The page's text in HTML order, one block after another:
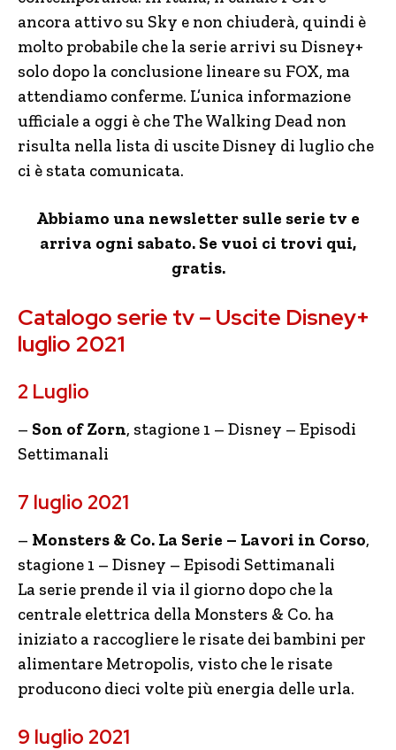
ancora attivo su Sky e non chiuderà, quindi è
molto probabile che la serie arrivi su Disney+
solo dopo la conclusione lineare su FOX, ma
attendiamo conferme. L’unica informazione
ufficiale a oggi è che The Walking Dead non
risulta nella lista di uscite Disney di luglio che
ci è stata comunicata.
Abbiamo una newsletter sulle serie tv e
arriva ogni sabato. Se vuoi ci trovi qui,
gratis.
Catalogo serie tv – Uscite Disney+
luglio 2021
2 Luglio
– Son of Zorn, stagione 1 – Disney – Episodi
Settimanali
7 luglio 2021
– Monsters & Co. La Serie – Lavori in Corso,
stagione 1 – Disney – Episodi Settimanali
La serie prende il via il giorno dopo che la
centrale elettrica della Monsters & Co. ha
iniziato a raccogliere le risate dei bambini per
alimentare Metropolis, visto che le risate
producono dieci volte più energia delle urla.
9 luglio 2021